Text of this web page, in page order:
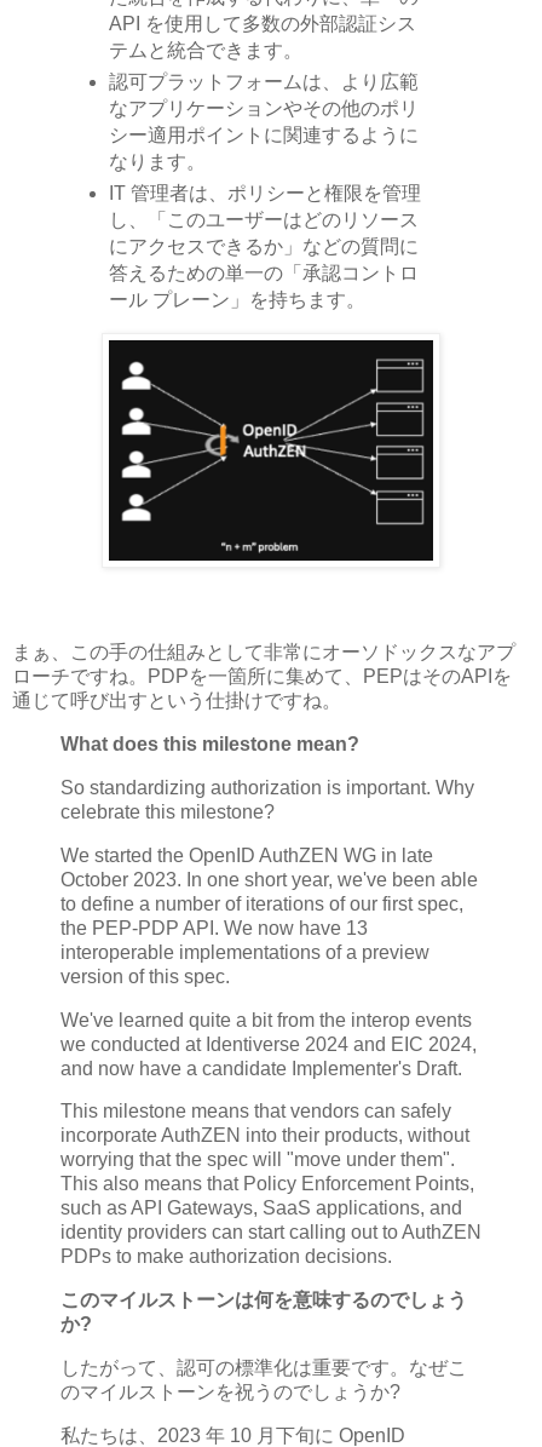
API を使用して多数の外部認証シス
テムと統合できます。
認可プラットフォームは、より広範
なアプリケーションやその他のポリ
シー適用ポイントに関連するように
なります。
IT 管理者は、ポリシーと権限を管理
し、「このユーザーはどのリソース
にアクセスできるか」などの質問に
答えるための単一の「承認コントロ
ール プレーン」を持ちます。
まぁ、この手の仕組みとして非常にオーソドックスなアプ
ローチですね。PDPを一箇所に集めて、PEPはそのAPIを
通じて呼び出すという仕掛けですね。
What does this milestone mean?
So standardizing authorization is important. Why
celebrate this milestone?
We started the OpenID AuthZEN WG in late
October 2023. In one short year, we've been able
to define a number of iterations of our first spec,
the PEP-PDP API. We now have 13
interoperable implementations of a preview
version of this spec.
We've learned quite a bit from the interop events
we conducted at Identiverse 2024 and EIC 2024,
and now have a candidate Implementer's Draft.
This milestone means that vendors can safely
incorporate AuthZEN into their products, without
worrying that the spec will "move under them".
This also means that Policy Enforcement Points,
such as API Gateways, SaaS applications, and
identity providers can start calling out to AuthZEN
PDPs to make authorization decisions.
このマイルストーンは何を意味するのでしょう
か?
したがって、認可の標準化は重要です。なぜこ
のマイルストーンを祝うのでしょうか?
私たちは、2023 年 10 月下旬に OpenID